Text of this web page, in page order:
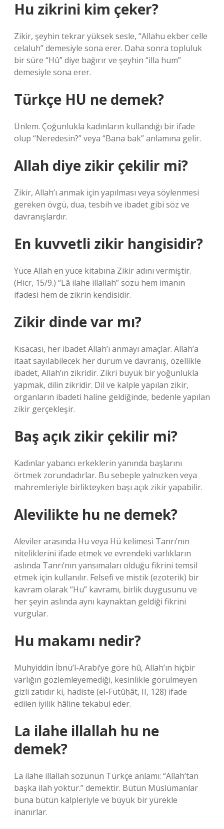
Hu zikrini kim çeker?
Zikir, şeyhin tekrar yüksek sesle, “Allahu ekber celle
celaluh” demesiyle sona erer. Daha sonra topluluk
bir süre “Hû” diye bağırır ve şeyhin “illa hum”
demesiyle sona erer.
Türkçe HU ne demek?
Ünlem. Çoğunlukla kadınların kullandığı bir ifade
olup “Neredesin?” veya “Bana bak” anlamına gelir.
Allah diye zikir çekilir mi?
Zikir, Allah’ı anmak için yapılması veya söylenmesi
gereken övgü, dua, tesbih ve ibadet gibi söz ve
davranışlardır.
En kuvvetli zikir hangisidir?
Yüce Allah en yüce kitabına Zikir adını vermiştir.
(Hicr, 15/9.) “Lâ ilahe illallah” sözü hem imanın
ifadesi hem de zikrin kendisidir.
Zikir dinde var mı?
Kısacası, her ibadet Allah’ı anmayı amaçlar. Allah’a
itaat sayılabilecek her durum ve davranış, özellikle
ibadet, Allah’ın zikridir. Zikri büyük bir yoğunlukla
yapmak, dilin zikridir. Dil ve kalple yapılan zikir,
organların ibadeti haline geldiğinde, bedenle yapılan
zikir gerçekleşir.
Baş açık zikir çekilir mi?
Kadınlar yabancı erkeklerin yanında başlarını
örtmek zorundadırlar. Bu sebeple yalnızken veya
mahremleriyle birlikteyken başı açık zikir yapabilir.
Alevilikte hu ne demek?
Aleviler arasında Hu veya Hü kelimesi Tanrı’nın
niteliklerini ifade etmek ve evrendeki varlıkların
aslında Tanrı’nın yansımaları olduğu fikrini temsil
etmek için kullanılır. Felsefi ve mistik (ezoterik) bir
kavram olarak “Hu” kavramı, birlik duygusunu ve
her şeyin aslında aynı kaynaktan geldiği fikrini
vurgular.
Hu makamı nedir?
Muhyiddin İbnü’l-Arabi’ye göre hû, Allah’ın hiçbir
varlığın gözlemleyemediği, kesinlikle görülmeyen
gizli zatıdır ki, hadiste (el-Fütûḥât, II, 128) ifade
edilen iyilik hâline tekabül eder.
La ilahe illallah hu ne
demek?
La ilahe illallah sözünün Türkçe anlamı: “Allah’tan
başka ilah yoktur.” demektir. Bütün Müslümanlar
buna bütün kalpleriyle ve büyük bir yürekle
inanırlar.